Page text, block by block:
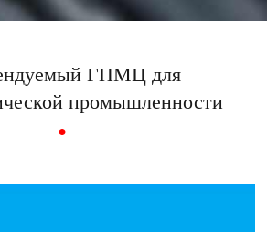
ГПМЦ для
промышленности